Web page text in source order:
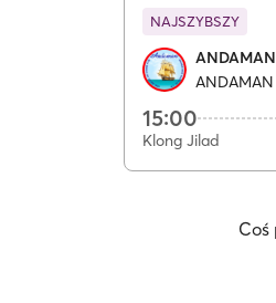
NAJSZYBSZY
ANDAMAN
15:00
Klong Jilad
Coś